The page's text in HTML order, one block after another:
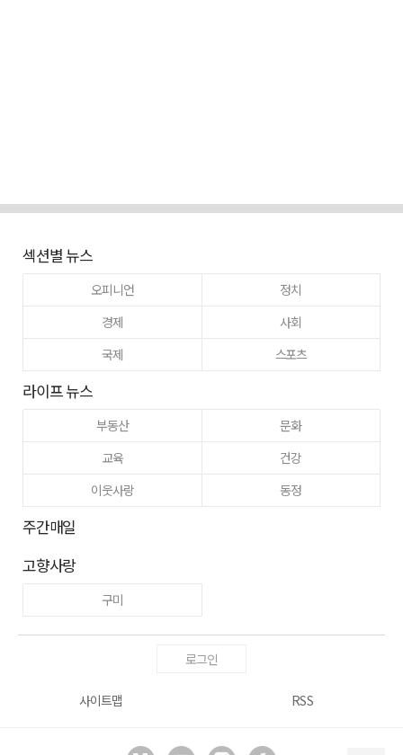
섹션별 뉴스
오피니언
정치
경제
사회
국제
스포츠
라이프 뉴스
부동산
문화
교육
건강
이웃사랑
동정
주간매일
고향사랑
구미
로그인
사이트맵 RSS